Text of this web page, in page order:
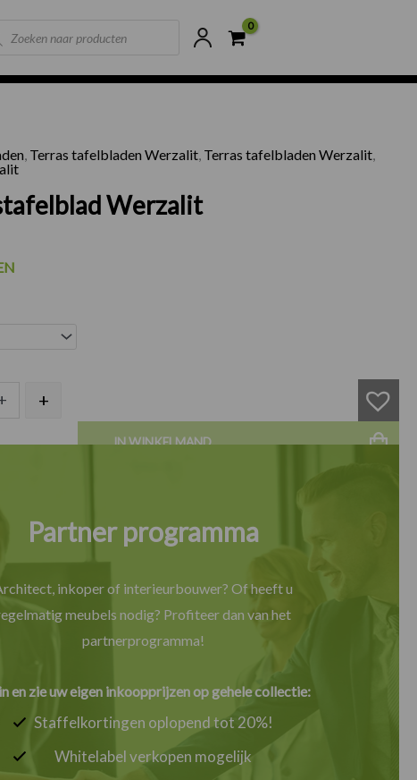
voorraad Scherpste prijzen van NL
, Terras tafelbladen Werzalit, Terras tafelbladen Werzalit,
Werzalit
Werzalit aantal
+
IN WINKELMAND
Partner programma
inkoper of interieurbouwer? Of heeft u
meubels nodig? Profiteer dan van het
partnerprogramma!
en zie uw eigen inkoopprijzen op gehele collectie:
Staffelkortingen oplopend tot 20%!
Whitelabel verkopen mogelijk